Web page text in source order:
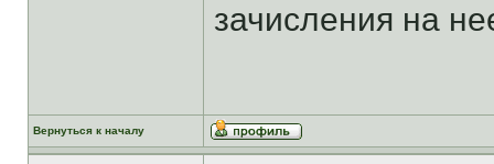
зачисления на
Вернуться к началу